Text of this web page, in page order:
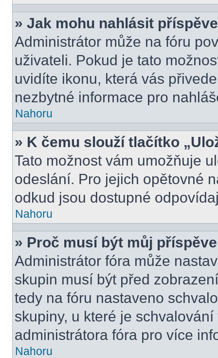
» Jak mohu nahlásit
Administrátor může na fóru
uživateli. Pokud je tato
uvidíte ikonu, která vás
nezbytné informace pro
Nahoru
» K čemu slouží tlačítko
Tato možnost vám umožňuje
odeslání. Pro jejich opětovné
odkud jsou dostupné
Nahoru
» Proč musí být můj
Administrátor fóra může
skupin musí být před
tedy na fóru nastaveno
skupiny, u které je
administrátora fóra pro více
Nahoru